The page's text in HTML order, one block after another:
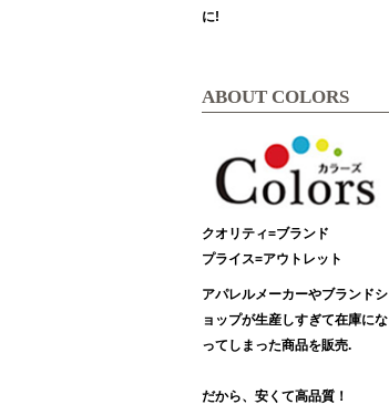
に!
ABOUT COLORS
クオリティ=ブランド
プライス=アウトレット
アパレルメーカーやブランドシ
ョップが生産しすぎて在庫にな
ってしまった商品を販売.
だから、安くて高品質！